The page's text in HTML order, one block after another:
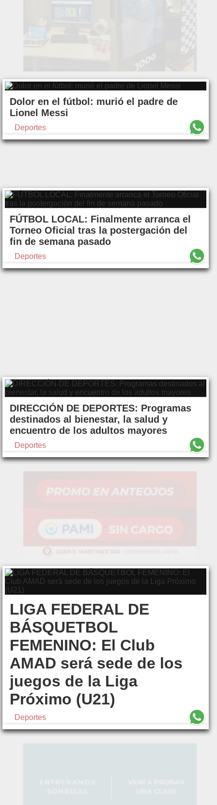
Dolor en el fútbol: murió el padre de
Lionel Messi
Deportes
FÚTBOL LOCAL: Finalmente arranca el
Torneo Oficial tras la postergación del
fin de semana pasado
Deportes
DIRECCIÓN DE DEPORTES: Programas
destinados al bienestar, la salud y
encuentro de los adultos mayores
Deportes
LIGA FEDERAL DE
BÁSQUETBOL
FEMENINO: El Club
AMAD será sede de los
juegos de la Liga
Próximo (U21)
Deportes